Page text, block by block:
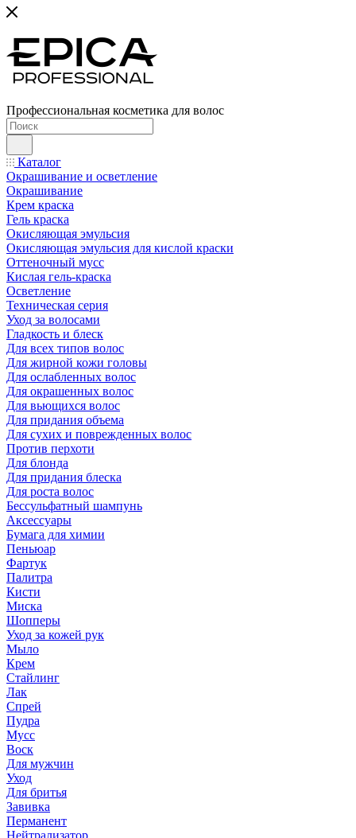
Профессиональная косметика для волос
Каталог
Окрашивание и осветление
Окрашивание
Крем краска
Гель краска
Окисляющая эмульсия
Окисляющая эмульсия для кислой краски
Оттеночный мусс
Кислая гель-краска
Осветление
Техническая серия
Уход за волосами
Гладкость и блеск
Для всех типов волос
Для жирной кожи головы
Для ослабленных волос
Для окрашенных волос
Для вьющихся волос
Для придания объема
Для сухих и поврежденных волос
Против перхоти
Для блонда
Для придания блеска
Для роста волос
Бессульфатный шампунь
Аксессуары
Бумага для химии
Пеньюар
Фартук
Палитра
Кисти
Миска
Шопперы
Уход за кожей рук
Мыло
Крем
Стайлинг
Лак
Спрей
Пудра
Мусс
Воск
Для мужчин
Уход
Для бритья
Завивка
Перманент
Нейтрализатор